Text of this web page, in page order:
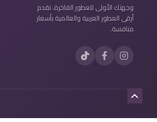
وجهتك الأولى للعطور الفاخرة. نقدم
أرقى العطور العربية والعالمية بأسعار
منافسة.
Scroll
to